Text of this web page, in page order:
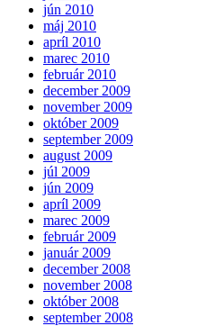
jún 2010
máj 2010
apríl 2010
marec 2010
február 2010
december 2009
november 2009
október 2009
september 2009
august 2009
júl 2009
jún 2009
apríl 2009
marec 2009
február 2009
január 2009
december 2008
november 2008
október 2008
september 2008